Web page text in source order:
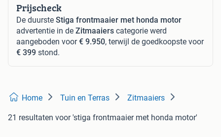
Prijscheck
De duurste Stiga frontmaaier met honda motor
advertentie in de Zitmaaiers categorie werd
aangeboden voor€ 9.950, terwijl de goedkoopste voor
€ 399 stond.
Home Tuin en Terras Zitmaaiers
21 resultaten voor 'stiga frontmaaier met honda motor'